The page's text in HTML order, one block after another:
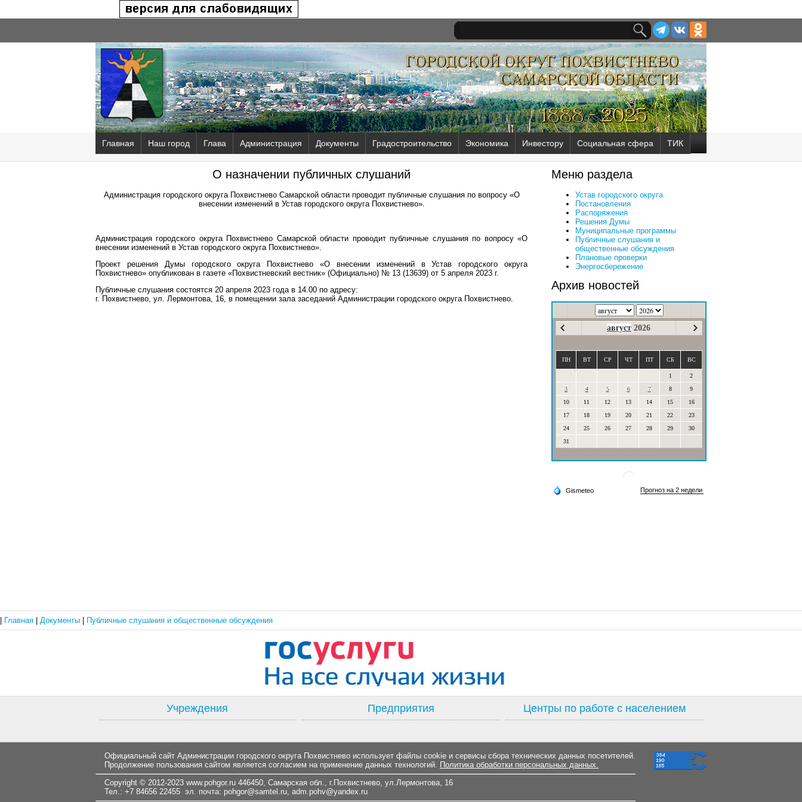
Главная Наш город Глава Администрация Документы Градостроительство Экономика Инвестору Социальная сфера ТИК
О назначении публичных слушаний
Администрация городского округа Похвистнево Самарской области проводит публичные слушания по вопросу «О
внесении изменений в Устав городского округа Похвистнево».
Администрация городского округа Похвистнево Самарской области проводит публичные слушания по вопросу «О
внесении изменений в Устав городского округа Похвистнево».
Проект решения Думы городского округа Похвистнево «О внесении изменений в Устав городского округа
Похвистнево» опубликован в газете «Похвистневский вестник» (Официально) № 13 (13639) от 5 апреля 2023 г.
Публичные слушания состоятся 20 апреля 2023 года в 14.00 по адресу:
г. Похвистнево, ул. Лермонтова, 16, в помещении зала заседаний Администрации городского округа Похвистнево.
Меню раздела
Устав городского округа
Постановления
Распоряжения
Решения Думы
Муниципальные программы
Публичные слушания и
общественные обсуждения
Плановые проверки
Энергосбережение
Архив новостей
август 2026
ПН ВТ СР ЧТ ПТ СБ ВС
1
2
3
4 5 6 7 8
9
10
11 12 13 14 15
16
17
18 19 20 21 22
23
24
25 26 27 28 29
30
31
Главная Документы Публичные слушания и общественные обсуждения
Учреждения Предприятия Центры по работе с населением
Официальный сайт Администрации городского округа Похвистнево использует файлы cookie и сервисы сбора технических данных посетителей.
Продолжение пользования сайтом является согласием на применение данных технологий. Политика обработки персональных данных.
Copyright © 2012-2023 www.pohgor.ru 446450, Самарская обл., г.Похвистнево, ул.Лермонтова, 16
Тел.: +7 84656 22455 эл. почта: pohgor@samtel.ru, adm.pohv@yandex.ru